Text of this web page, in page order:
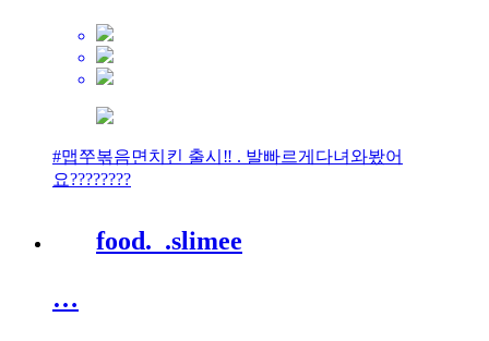
#맵쭈볶음면치킨 출시‼️ . 발빠르게다녀와봤어
요????????
food._.slimee
…